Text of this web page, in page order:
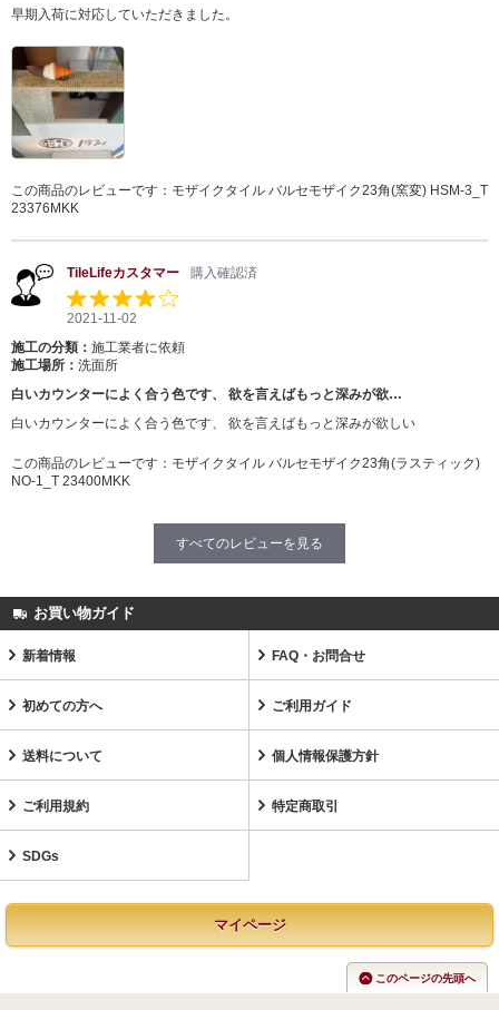
早期入荷に対応していただきました。
この商品のレビューです： モザイクタイル バルセモザイク23角(窯変) HSM-3_T
23376MKK
TileLifeカスタマー 購入確認済
2021-11-02
施工の分類： 施工業者に依頼
施工場所： 洗面所
白いカウンターによく合う色です、 欲を言えばもっと深みが欲…
白いカウンターによく合う色です、 欲を言えばもっと深みが欲しい
この商品のレビューです： モザイクタイル バルセモザイク23角(ラスティック)
NO-1_T 23400MKK
すべてのレビューを見る
お買い物ガイド
新着情報 FAQ・お問合せ
初めての方へ ご利用ガイド
送料について 個人情報保護方針
ご利用規約 特定商取引
SDGs
マイページ
このページの先頭へ